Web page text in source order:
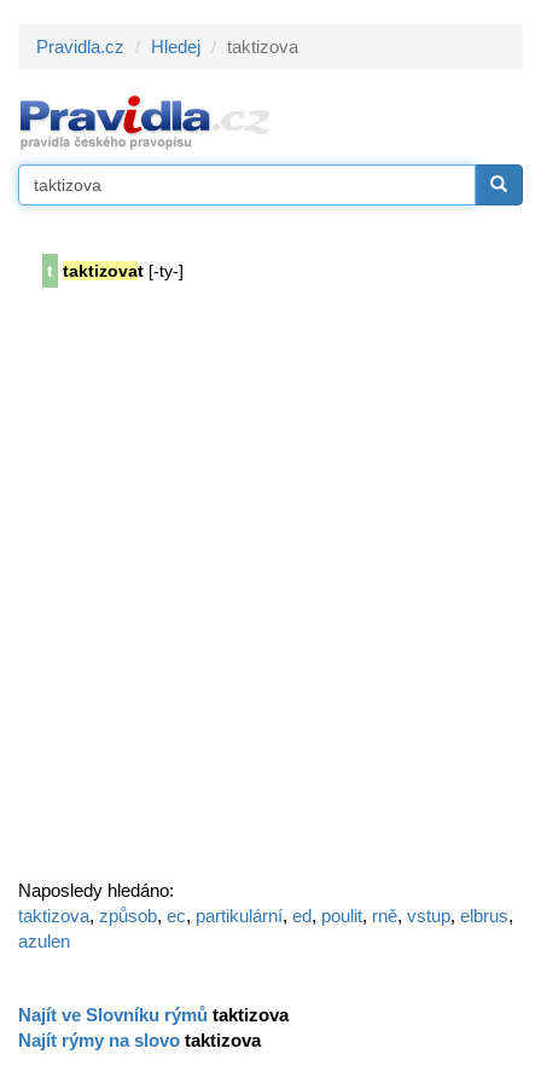
Pravidla.cz Hledej taktizova
t taktizovat [-ty-]
Naposledy hledáno:
taktizova, způsob, ec, partikulární, ed, poulit, rně, vstup, elbrus,
azulen
Najít ve Slovníku rýmů taktizova
Najít rýmy na slovo taktizova